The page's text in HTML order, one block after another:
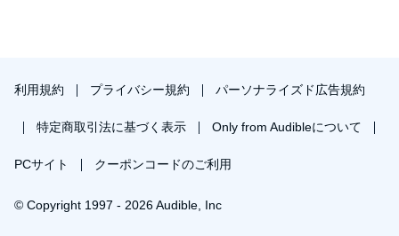
利用規約 プライバシー規約 パーソナライズド広告規約
特定商取引法に基づく表示 Only from Audibleについて
PCサイト クーポンコードのご利用
© Copyright 1997 - 2026 Audible, Inc